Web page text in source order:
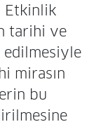
Etkinlik
tarihi ve
edilmesiyle
mirasın
bu